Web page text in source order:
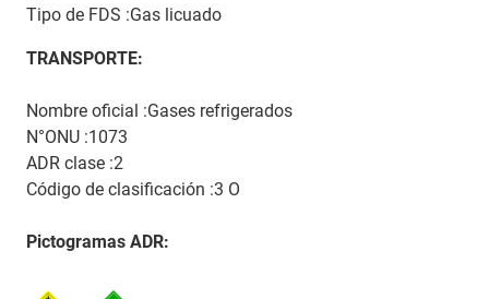
Tipo de FDS :Gas licuado
TRANSPORTE:
Nombre oficial :Gases refrigerados
N°ONU :1073
ADR clase :2
Código de clasificación :3 O
Pictogramas ADR: